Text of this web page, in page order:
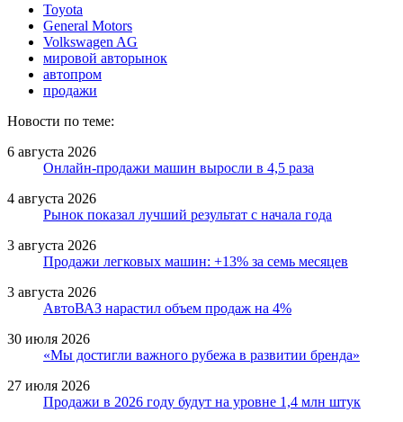
Toyota
General Motors
Volkswagen AG
мировой авторынок
автопром
продажи
Новости по теме:
6 августа 2026
Онлайн-продажи машин выросли в 4,5 раза
4 августа 2026
Рынок показал лучший результат с начала года
3 августа 2026
Продажи легковых машин: +13% за семь месяцев
3 августа 2026
АвтоВАЗ нарастил объем продаж на 4%
30 июля 2026
«Мы достигли важного рубежа в развитии бренда»
27 июля 2026
Продажи в 2026 году будут на уровне 1,4 млн штук